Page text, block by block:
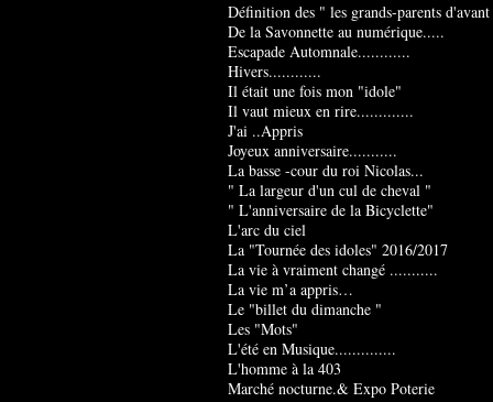
Définition des " les grands-parents
De la Savonnette au numérique.....
Escapade Automnale............
Hivers............
Il était une fois mon "idole"
Il vaut mieux en rire.............
J'ai ..Appris
Joyeux anniversaire...........
La basse -cour du roi Nicolas...
" La largeur d'un cul de cheval "
" L'anniversaire de la Bicyclette"
L'arc du ciel
La "Tournée des idoles" 2016/2017
La vie à vraiment changé ...........
La vie m’a appris…
Le "billet du dimanche "
Les "Mots"
L'été en Musique..............
L'homme à la 403
Marché nocturne.& Expo Poterie